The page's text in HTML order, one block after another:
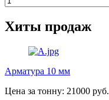
Хиты продаж
Арматура 10 мм
Цена за тонну: 21000 руб.